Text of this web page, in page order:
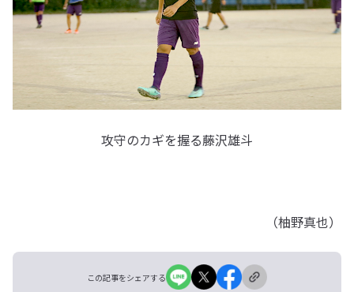
攻守のカギを握る藤沢雄斗
（柚野真也）
この記事をシェアする